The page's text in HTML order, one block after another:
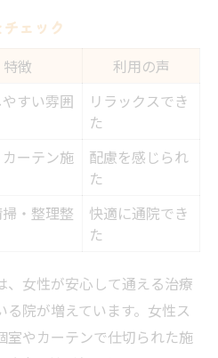
ェック
特徴
利用の声
すい雰囲
リラックスでき
た
ーテン施
配慮を感じられ
た
・整理整
快適に通院でき
た
女性が安心して通える治療
院が増えています。女性ス
室やカーテンで仕切られた施